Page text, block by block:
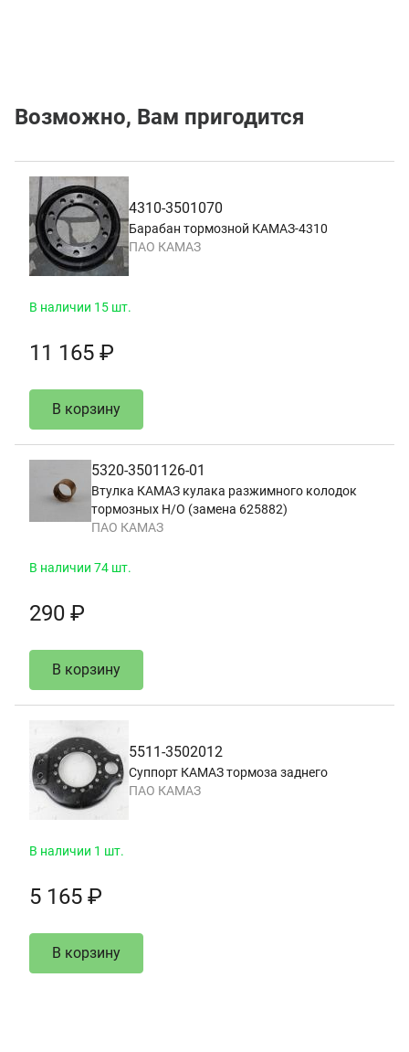
Возможно, Вам пригодится
4310-3501070
Барабан тормозной КАМАЗ-4310
ПАО КАМАЗ
В наличии 15 шт.
11 165 ₽
В корзину
5320-3501126-01
Втулка КАМАЗ кулака разжимного колодок
тормозных Н/О (замена 625882)
ПАО КАМАЗ
В наличии 74 шт.
290 ₽
В корзину
5511-3502012
Суппорт КАМАЗ тормоза заднего
ПАО КАМАЗ
В наличии 1 шт.
5 165 ₽
В корзину